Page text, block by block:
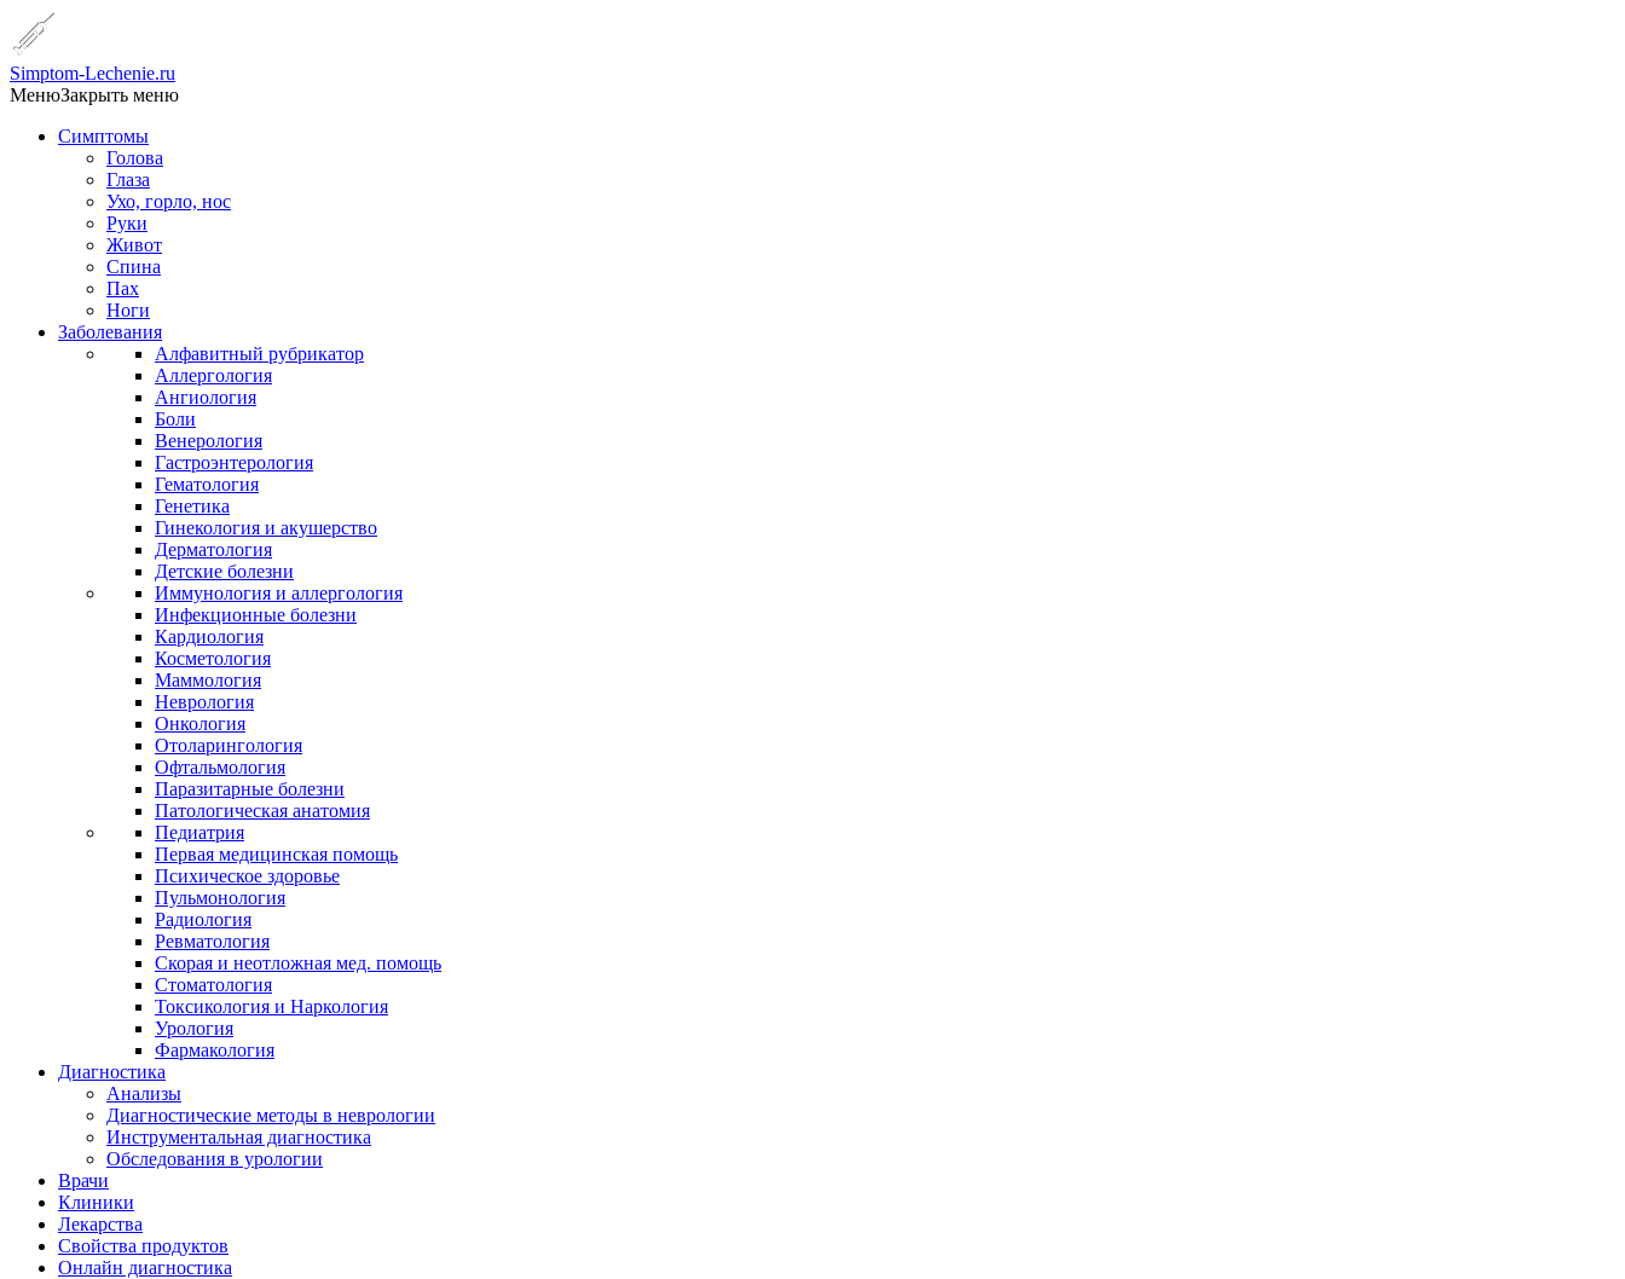
Simptom-Lechenie.ru
МенюЗакрыть меню
Симптомы
Голова
Глаза
Ухо, горло, нос
Руки
Живот
Спина
Пах
Ноги
Заболевания
Алфавитный рубрикатор
Аллергология
Ангиология
Боли
Венерология
Гастроэнтерология
Гематология
Генетика
Гинекология и акушерство
Дерматология
Детские болезни
Иммунология и аллергология
Инфекционные болезни
Кардиология
Косметология
Маммология
Неврология
Онкология
Отоларингология
Офтальмология
Паразитарные болезни
Патологическая анатомия
Педиатрия
Первая медицинская помощь
Психическое здоровье
Пульмонология
Радиология
Ревматология
Скорая и неотложная мед. помощь
Стоматология
Токсикология и Наркология
Урология
Фармакология
Диагностика
Анализы
Диагностические методы в неврологии
Инструментальная диагностика
Обследования в урологии
Врачи
Клиники
Лекарства
Свойства продуктов
Онлайн диагностика